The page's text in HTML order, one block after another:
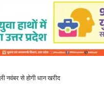
नवंबर से होगी धान खरीद